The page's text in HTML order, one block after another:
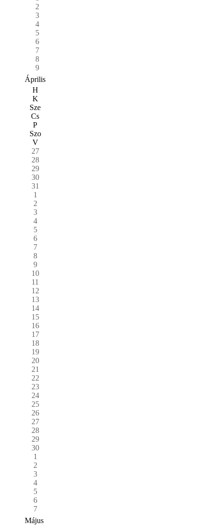
2
3
4
5
6
7
8
9
Április
H
K
Sze
Cs
P
Szo
V
27
28
29
30
31
1
2
3
4
5
6
7
8
9
10
11
12
13
14
15
16
17
18
19
20
21
22
23
24
25
26
27
28
29
30
1
2
3
4
5
6
7
Május